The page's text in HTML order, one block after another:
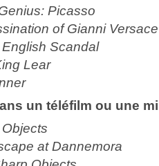
Picasso
of Gianni Versace
English Scandal
Lear
un téléfilm ou une
at Dannemora